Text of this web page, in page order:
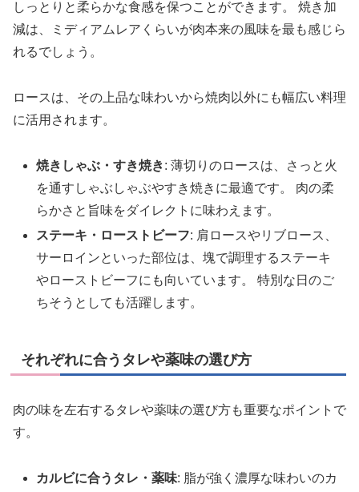
しっとりと柔らかな食感を保つことができます。 焼き加
減は、ミディアムレアくらいが肉本来の風味を最も感じら
れるでしょう。
ロースは、その上品な味わいから焼肉以外にも幅広い料理
に活用されます。
焼きしゃぶ・すき焼き: 薄切りのロースは、さっと火
を通すしゃぶしゃぶやすき焼きに最適です。 肉の柔
らかさと旨味をダイレクトに味わえます。
ステーキ・ローストビーフ: 肩ロースやリブロース、
サーロインといった部位は、塊で調理するステーキ
やローストビーフにも向いています。 特別な日のご
ちそうとしても活躍します。
それぞれに合うタレや薬味の選び方
肉の味を左右するタレや薬味の選び方も重要なポイントで
す。
カルビに合うタレ・薬味: 脂が強く濃厚な味わいのカ